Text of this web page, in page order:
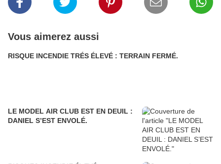
Vous aimerez aussi
RISQUE INCENDIE TRÉS ÉLEVÉ : TERRAIN FERMÉ.
LE MODEL AIR CLUB EST EN DEUIL :
DANIEL S’EST ENVOLÉ.